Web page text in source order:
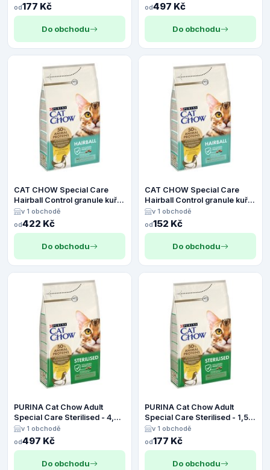
od177 Kč
Do obchodu
od497 Kč
Do obchodu
CAT CHOW Special Care
Hairball Control granule kuře
- 4,5 kg
v 1 obchodě
od422 Kč
Do obchodu
CAT CHOW Special Care
Hairball Control granule kuře
- 1,5 kg
v 1 obchodě
od152 Kč
Do obchodu
PURINA Cat Chow Adult
Special Care Sterilised - 4,5
kgv 1 obchodě
od497 Kč
Do obchodu
PURINA Cat Chow Adult
Special Care Sterilised - 1,5
kgv 1 obchodě
od177 Kč
Do obchodu